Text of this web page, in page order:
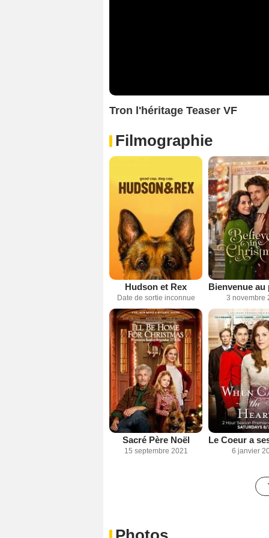
Tron l'héritage Teaser VF
Filmographie
Hudson et Rex
Date de sortie inconnue 3 novembre
Sacré Père Noël
15 septembre 2021 6 janvier